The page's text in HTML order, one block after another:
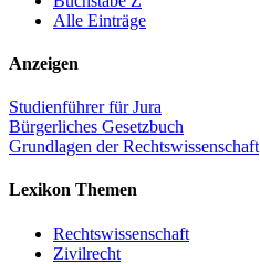
Alle Einträge
Anzeigen
Studienführer für Jura
Bürgerliches Gesetzbuch
Grundlagen der Rechtswissenschaft
Lexikon Themen
Rechtswissenschaft
Zivilrecht